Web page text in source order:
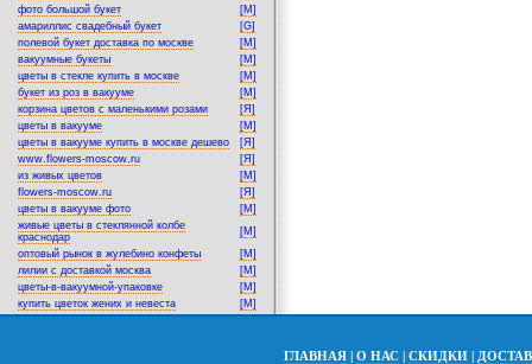
фото большой букет
[M]
амариллис свадебный букет
[G]
полевой букет доставка по москве
[M]
вакуумные букеты
[M]
цветы в стекле купить в москве
[M]
букет из роз в вакууме
[M]
корзина цветов с маленькими розами
[Я]
цветы в вакууме
[M]
цветы в вакууме купить в москве дешево
[Я]
www.flowers-moscow.ru
[Я]
из живых цветов
[M]
flowers-moscow.ru
[Я]
цветы в вакууме фото
[M]
живые цветы в стеклянной колбе
краснодар
[M]
оптовый рынок в жулебино конфеты
[M]
лилии с доставкой москва
[M]
цветы-в-вакуумной-упаковке
[M]
купить цветок жених и невеста
[M]
ГЛАВНАЯ | О НАС | СКИДКИ |